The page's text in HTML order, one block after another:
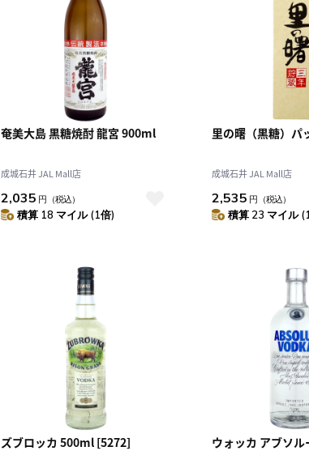
奄美大島 黒糖焼酎 龍宮 900ml
成城石井 JAL Mall店
2,035 円 （税込）
積算 18 マイル (1倍)
里の曙（黒糖）パ
成城石井 JAL Mall店
2,535 円 （税込）
積算 23 マイル
ズブロッカ 500ml [5272]
ウォッカ アブソ